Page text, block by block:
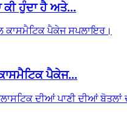
ਕੀ ਹੁੰਦਾ ਹੈ ਅਤੇ...
ਪੈਕੇਜ...